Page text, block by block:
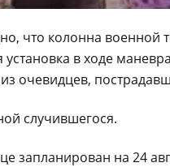
что колонна военной
в ходе
очевидцев,
случившегося.
запланирован на 24